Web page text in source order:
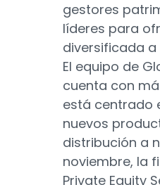
gestores
líderes para
diversificada
El equipo de
cuenta con
está centrado
nuevos
distribución a
noviembre, la
Private Equity